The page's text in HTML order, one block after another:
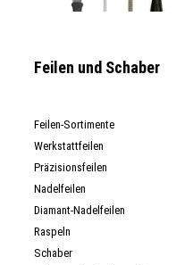
Feilen und Schaber
Feilen-Sortimente
Werkstattfeilen
Präzisionsfeilen
Nadelfeilen
Diamant-Nadelfeilen
Raspeln
Schaber